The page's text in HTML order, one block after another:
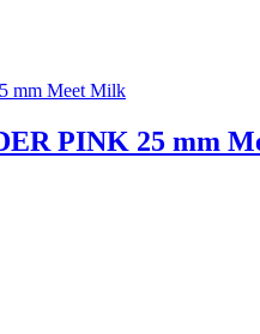
PINK 25 mm